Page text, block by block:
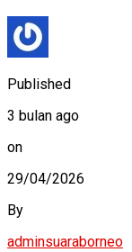
Published
3 bulan ago
on
29/04/2026
By
adminsuaraborneo